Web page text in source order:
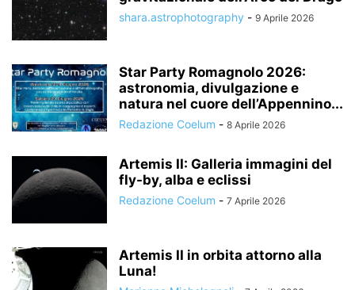
shara.astrophotography - 9 Aprile 2026
Star Party Romagnolo 2026:
astronomia, divulgazione e
natura nel cuore dell’Appennino...
Redazione Coelum - 8 Aprile 2026
Artemis II: Galleria immagini del
fly-by, alba e eclissi
Redazione Coelum - 7 Aprile 2026
Artemis II in orbita attorno alla
Luna!